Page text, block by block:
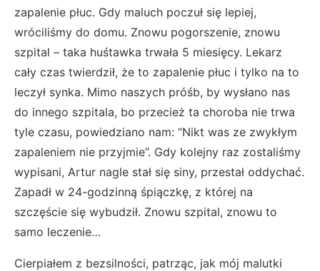
zapalenie płuc. Gdy maluch poczuł się lepiej,
wróciliśmy do domu. Znowu pogorszenie, znowu
szpital – taka huśtawka trwała 5 miesięcy. Lekarz
cały czas twierdził, że to zapalenie płuc i tylko na to
leczył synka. Mimo naszych próśb, by wysłano nas
do innego szpitala, bo przecież ta choroba nie trwa
tyle czasu, powiedziano nam: “Nikt was ze zwykłym
zapaleniem nie przyjmie”. Gdy kolejny raz zostaliśmy
wypisani, Artur nagle stał się siny, przestał oddychać.
Zapadł w 24-godzinną śpiączkę, z której na
szczęście się wybudził. Znowu szpital, znowu to
samo leczenie…
Cierpiałem z bezsilności, patrząc, jak mój malutki